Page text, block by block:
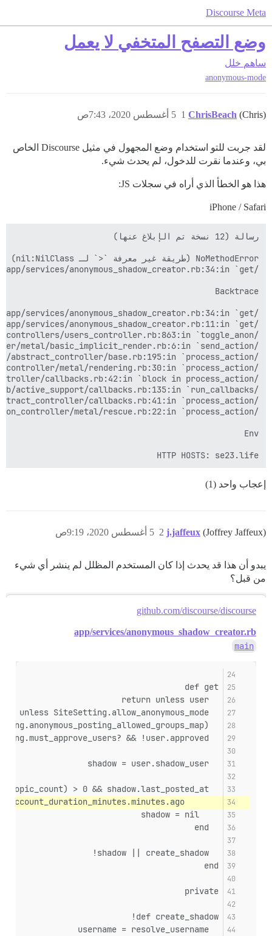
Discourse Meta
وضع التصفح المتخفي لا يعمل
ساهم خلل
anonymous-mode
ChrisBeach (Chris) 5 أغسطس 2020، 7:43ص 1
لقد جربت للتو استخدام وضع المجهول في مثيل Discourse الخاص
بي، وعندما نقرت للدخول، لم يحدث شيء.
هذا هو الخطأ الذي أراه في سجلات JS:
iPhone / Safari
HTTP HOSTS: se23.life
إعجاب واحد (1)
j.jaffeux (Joffrey Jaffeux) 5 أغسطس 2020، 9:19ص 2
يبدو أن هذا قد يحدث إذا كان المستخدم المظلل لم ينشر أي شيء
من قبل؟
github.com/discourse/discourse
app/services/anonymous_shadow_creator.rb
main
def get
end
private
def create_shadow!